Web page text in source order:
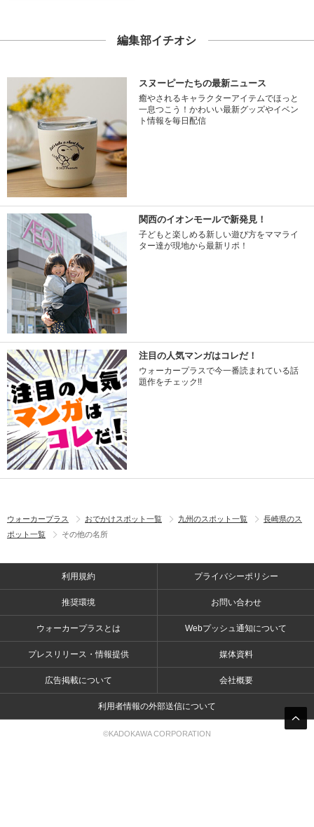
編集部イチオシ
スヌーピーたちの最新ニュース
癒やされるキャラクターアイテムでほっと
一息つこう！かわいい最新グッズやイベン
ト情報を毎日配信
関西のイオンモールで新発見！
子どもと楽しめる新しい遊び方をママライ
ター達が現地から最新リポ！
注目の人気マンガはコレだ！
ウォーカープラスで今一番読まれている話
題作をチェック!!
ウォーカープラス おでかけスポット一覧 九州のスポット一覧
長崎県のス
ポット一覧
その他の名所
利用規約 プライバシーポリシー
推奨環境 お問い合わせ
ウォーカープラスとは Webプッシュ通知について
プレスリリース・情報提供 媒体資料
広告掲載について 会社概要
利用者情報の外部送信について
©KADOKAWA CORPORATION